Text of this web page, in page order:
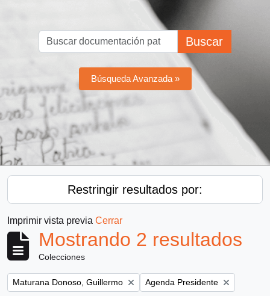
Buscar
Búsqueda Avanzada »
Restringir resultados por:
Imprimir vista previa Cerrar
Mostrando 2 resultados
Colecciones
Remove filter:
Maturana Donoso, Guillermo Remove filter:
Agenda Presidente